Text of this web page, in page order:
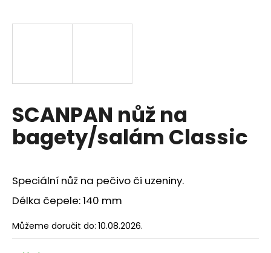
SCANPAN nůž na
bagety/salám Classic
Speciální nůž na pečivo či uzeniny.
Délka čepele: 140 mm
Můžeme doručit do: 10.08.2026.
j
?
HLEDAT
o
p
o